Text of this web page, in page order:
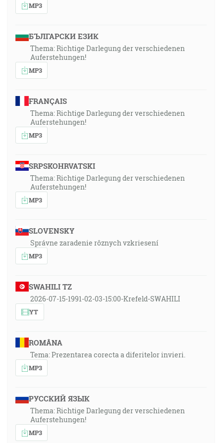
MP3
БЪЛГАРСКИ ЕЗИК
Thema: Richtige Darlegung der verschiedenen
Auferstehungen!
MP3
FRANÇAIS
Thema: Richtige Darlegung der verschiedenen
Auferstehungen!
MP3
SRPSKOHRVATSKI
Thema: Richtige Darlegung der verschiedenen
Auferstehungen!
MP3
SLOVENSKY
Správne zaradenie rôznych vzkriesení
MP3
SWAHILI TZ
2026-07-15-1991-02-03-15:00-Krefeld-SWAHILI
YT
ROMÂNA
Tema: Prezentarea corecta a diferitelor invieri.
MP3
РУССКИЙ ЯЗЫК
Thema: Richtige Darlegung der verschiedenen
Auferstehungen!
MP3